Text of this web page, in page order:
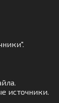
источники.